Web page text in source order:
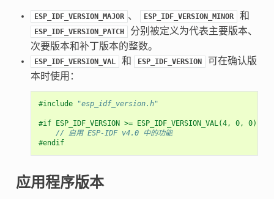
ESP_IDF_VERSION_MAJOR 、 ESP_IDF_VERSION_MINOR 和
ESP_IDF_VERSION_PATCH
分别被定义为代表主要版本、
次要版本和补丁版本的整数。
ESP_IDF_VERSION_VAL 和 ESP_IDF_VERSION
可在确认版
本时使用：
#include "esp_idf_version.h"
#if ESP_IDF_VERSION >= ESP_IDF_VERSION_VAL(4, 0, 0)
// 启用 ESP-IDF v4.0 中的功能
#endif
应用程序版本